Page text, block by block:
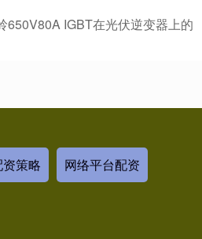
650V80A IGBT在光伏逆变器上的
策略 网络平台配资